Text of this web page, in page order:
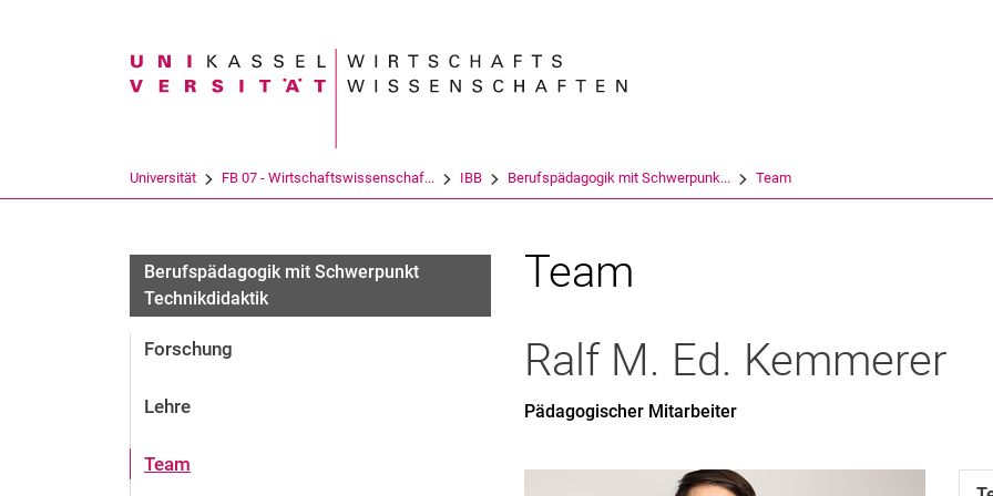
Suchbegriff
Universität FB 07 - Wirtschaftswissenschaf... IBB Berufspädagogik mit Schwerpunk... Team
Berufspädagogik mit Schwerpunkt
Technikdidaktik
Forschung
Lehre
Team
Team
Ralf M. Ed. Kemmerer
Pädagogischer Mitarbeiter